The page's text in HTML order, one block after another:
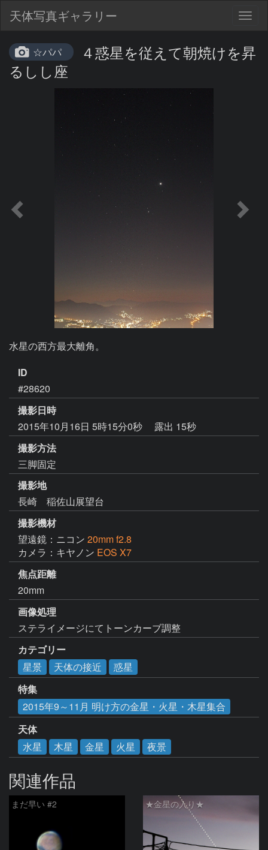
天体写真ギャラリー
☆パパ
４惑星を従えて朝焼けを昇
るしし座
水星の西方最大離角。
ID
#28620
撮影日時
2015年10月16日 5時15分0秒
露出 15秒
撮影方法
三脚固定
撮影地
長崎 稲佐山展望台
撮影機材
望遠鏡：ニコン 20mm f2.8
カメラ：キヤノン EOS X7
焦点距離
20mm
画像処理
ステライメージにてトーンカーブ調整
カテゴリー
星景
天体の接近
惑星
特集
2015年9～11月 明け方の金星・火星・木星集合
天体
水星
木星 金星 火星 夜景
関連作品
まだ早い #2 ★金星の入り★